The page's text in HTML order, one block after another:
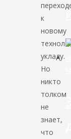
к
новому
укладу.
Но
никто
толком
не
знает,
что